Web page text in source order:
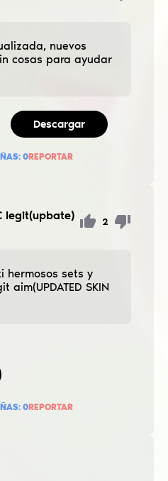
nuevos
cosas para ayudar
Descargar
0REPORTAR
legit(upbate) 2
hermosos sets y
aim(UPDATED SKIN
0REPORTAR